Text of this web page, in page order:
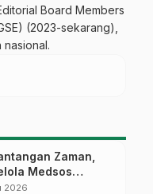
Board Members
(2023-sekarang),
nasional.
Zaman,
Medsos
Pekalongan
2026